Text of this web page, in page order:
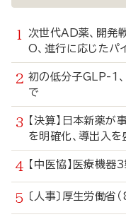
次世代AD薬、開発
O、進行に応じたパ
初の低分子GLP-1
で
【決算】日本新薬
を明確化、導出入を
【中医協】医療機
〔人事〕厚生労働